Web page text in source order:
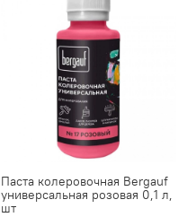
Паста колеровочная Bergauf
универсальная розовая 0,1 л,
шт